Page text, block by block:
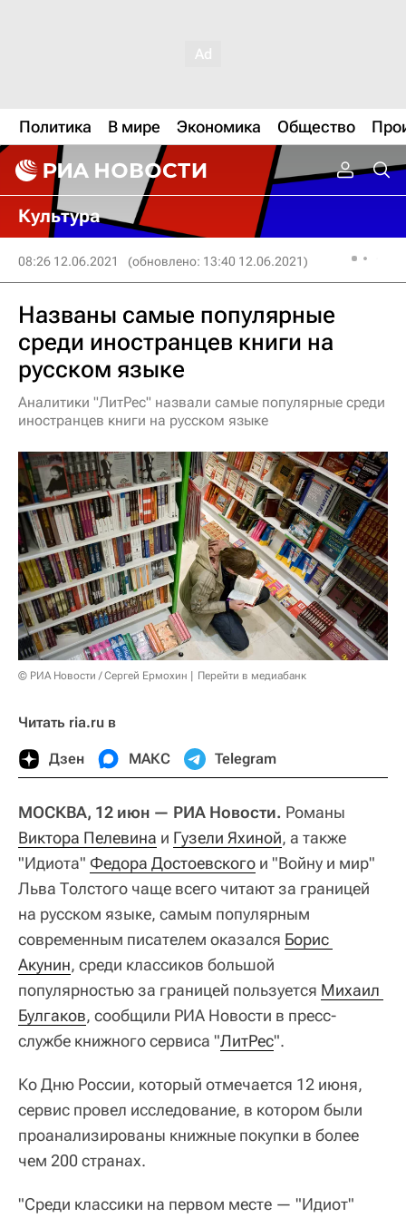
Политика В мире Экономика Общество
Культура
08:26 12.06.2021 (обновлено: 13:40 12.06.2021)
Названы самые популярные
среди иностранцев книги на
русском языке
Аналитики "ЛитРес" назвали самые популярные среди
иностранцев книги на русском языке
© РИА Новости / Сергей Ермохин Перейти в медиабанк
Читать ria.ru в
Дзен МАКС Telegram
МОСКВА, 12 июн — РИА Новости. Романы
Виктора Пелевина и Гузели Яхиной, а также
"Идиота" Федора Достоевского и "Войну и мир"
Льва Толстого чаще всего читают за границей
на русском языке, самым популярным
современным писателем оказался Борис
Акунин, среди классиков большой
популярностью за границей пользуется Михаил
Булгаков, сообщили РИА Новости в пресс-
службе книжного сервиса "ЛитРес".
Ко Дню России, который отмечается 12 июня,
сервис провел исследование, в котором были
проанализированы книжные покупки в более
чем 200 странах.
"Среди классики на первом месте — "Идиот"